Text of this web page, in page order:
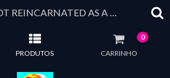
THAT TIME I GOT REINCARNATED AS A SLIME #07
PRODUTOS CARRINHO
0